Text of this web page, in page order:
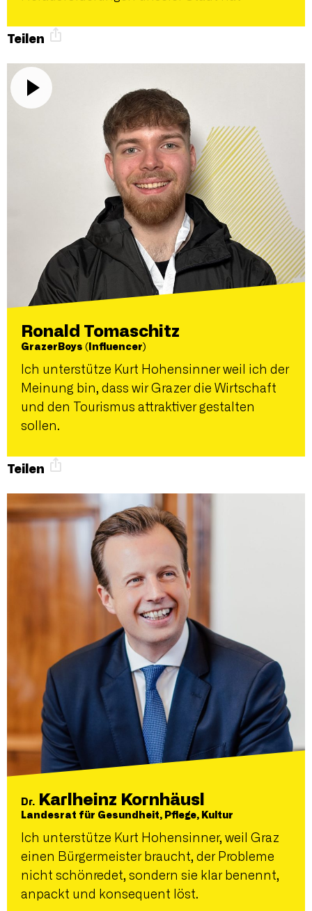
Teilen
Ronald Tomaschitz
GrazerBoys (Influencer)
Ich unterstütze Kurt Hohensinner weil ich der
Meinung bin, dass wir Grazer die Wirtschaft
und den Tourismus attraktiver gestalten
sollen.
Teilen
Dr. Karlheinz Kornhäusl
Landesrat für Gesundheit, Pflege, Kultur
Ich unterstütze Kurt Hohensinner, weil Graz
einen Bürgermeister braucht, der Probleme
nicht schönredet, sondern sie klar benennt,
anpackt und konsequent löst.